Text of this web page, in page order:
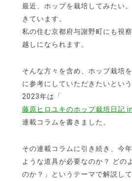
最近、ホップを栽培してみたい
きています。
私の住む京都府与謝野町にも視
越しになられます。
そんな方々を含め、ホップ栽培
に参考にしていただきたいとい
2023年は「
藤原ヒロユキのホップ栽培日記
連載コラムを書きました。
その連載コラムに引き続き、今
ような道具が必要なのか？ どの
のか？」というテーマで解説し